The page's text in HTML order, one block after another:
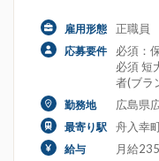
雇用形態 正職員
応募要件
必須：
必須 短
者(ブラ
勤務地 広島県
最寄り駅 舟入幸
給与 月給